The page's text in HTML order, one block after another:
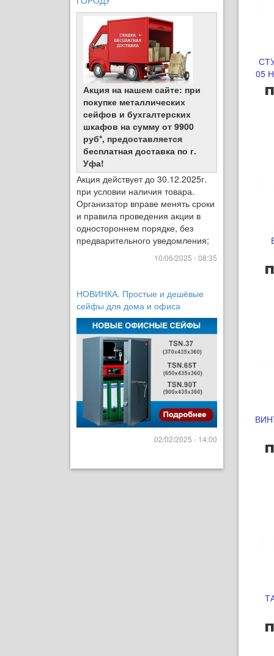
Акция на нашем сайте: при
покупке металлических
сейфов и бухгалтерских
шкафов на сумму от 9900
руб*, предоставляется
бесплатная доставка по г.
Уфа!
Акция действует до 30.12.2025г.
при условии наличия товара.
Организатор вправе менять сроки
и правила проведения акции в
одностороннем порядке, без
предварительного уведомления;
10/06/2025 - 08:35
НОВИНКА. Простые и дешёвые
сейфы для дома и офиса
02/02/2025 - 14:00
05